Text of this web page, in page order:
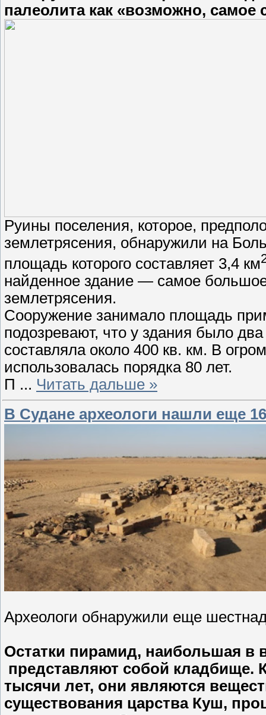
палеолита как «возможно, самое
Руины поселения, которое,
землетрясения, обнаружили на
площадь которого составляет 3,4 км
найденное здание — самое большое
землетрясения.
Сооружение занимало площадь
подозревают, что у здания было
составляла около 400 кв. км. В
использовалась порядка 80 лет.
П ... Читать дальше »
В Судане археологи нашли еще
Археологи обнаружили еще
Остатки пирамид, наибольшая в
представляют собой кладбище.
тысячи лет, они являются
существования царства Куш,